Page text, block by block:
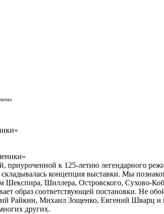
приуроченной к 125-летию легендарного
складывалась концепция выставки. Мы
Шекспира, Шиллера, Островского, Сухово-
образ соответствующей постановки. Не
Райкин, Михаил Зощенко, Евгений Шварц
других.